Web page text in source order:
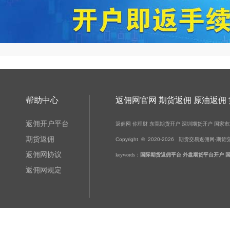
帮助中心
返佣开户平台
期货返佣
返佣网协议
返佣网规定
返佣网官网 期货返佣 原油返
返佣网 你理财 东莞期货开户 深圳期货开户 国家
Copyright © 2020-2026 期货交易返佣网-期货
keywords： 国际期货返佣平台 外盘期货平台开户